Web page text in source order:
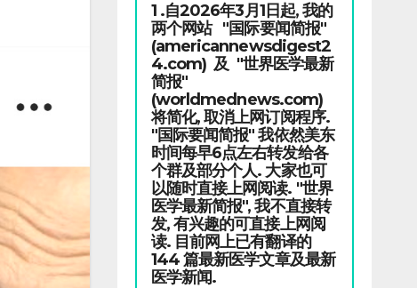
1 .自2026年3月1日起, 我的
两个网站 "国际要闻简报"
(americannewsdigest2
4.com) 及 "世界医学最新
简报"
(worldmednews.com)
将简化, 取消上网订阅程序.
"国际要闻简报" 我依然美东
时间每早6点左右转发给各
个群及部分个人. 大家也可
以随时直接上网阅读. "世界
医学最新简报", 我不直接转
发, 有兴趣的可直接上网阅
读. 目前网上已有翻译的
144 篇最新医学文章及最新
医学新闻.